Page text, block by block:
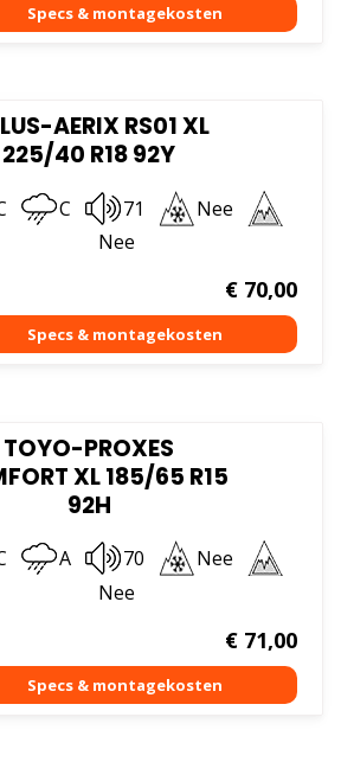
AERIX RS01 XL
225/40 R18 92Y
C 71
Nee
Nee
€70,00
TOYO-PROXES
XL 185/65 R15
92H
A 70
Nee
Nee
€71,00